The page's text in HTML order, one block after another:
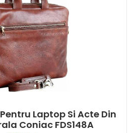
Laptop Si Acte Din
Coniac FDS148A